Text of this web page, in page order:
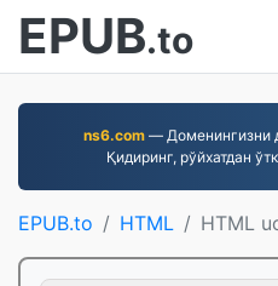
EPUB.to
ns6.com— Доменингизни
Қидиринг, рўйхатдан
EPUB.to HTML HTML